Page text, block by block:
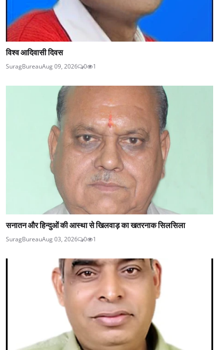
विश्व आदिवासी दिवस
SuragBureauAug 09, 2026 0 1
सनातन और हिन्दुओं की आस्था से खिलवाड़ का खतरनाक सिलसिला
SuragBureauAug 03, 2026 0 1